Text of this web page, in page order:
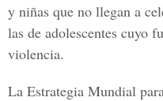
y niñas que no llegan a
las de adolescentes cuyo
violencia.
La Estrategia Mundial